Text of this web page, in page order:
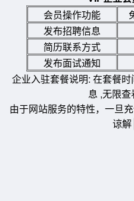
会员操作功能
发布招聘信息
简历联系方式
发布面试通知
企业入驻套餐说明: 在套餐
息 ,无限
由于网站服务的特性，一旦
谅解